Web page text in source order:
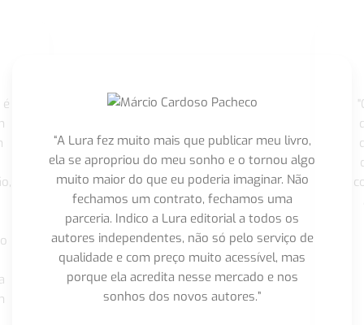
“A Lura fez muito mais que publicar meu livro,
ela se apropriou do meu sonho e o tornou algo
muito maior do que eu poderia imaginar. Não
fechamos um contrato, fechamos uma
parceria. Indico a Lura editorial a todos os
autores independentes, não só pelo serviço de
qualidade e com preço muito acessível, mas
porque ela acredita nesse mercado e nos
sonhos dos novos autores.”